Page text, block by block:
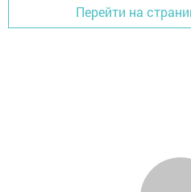
Перейти на